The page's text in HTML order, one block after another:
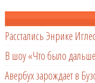
Расстались Энрике
В шоу «Что было
Авербух зарождает в